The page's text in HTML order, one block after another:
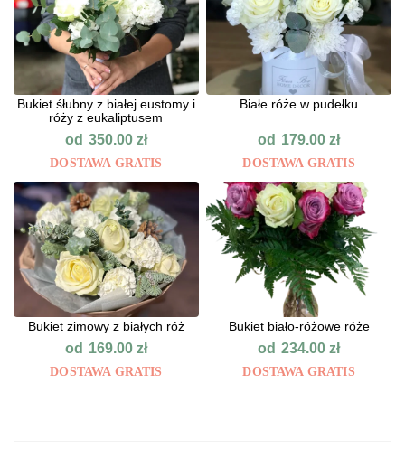
Bukiet śłubny z białej eustomy i
róży z eukaliptusem
od 350.00 zł
DOSTAWA GRATIS
Białe róże w pudełku
od 179.00zł
DOSTAWA GRATIS
Bukiet zimowy z białych róż
od 169.00 zł
DOSTAWA GRATIS
Bukiet biało-różowe róże
od 234.00zł
DOSTAWA GRATIS